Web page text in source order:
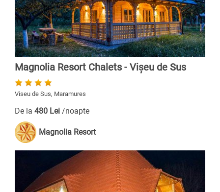
Magnolia Resort Chalets - Vișeu de Sus
Viseu de Sus, Maramures
De la 480 Lei /noapte
Magnolia Resort